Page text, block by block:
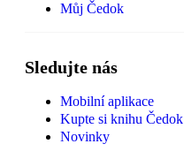
Můj Čedok
Sledujte nás
Mobilní aplikace
Kupte si knihu Čedok
Novinky